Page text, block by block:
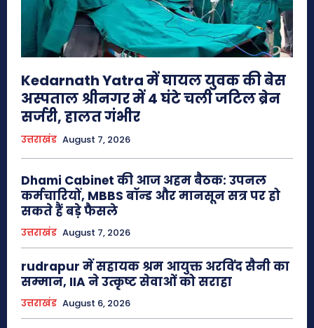
Kedarnath Yatra में घायल युवक की बेस
अस्पताल श्रीनगर में 4 घंटे चली जटिल ब्रेन
सर्जरी, हालत गंभीर
उत्तराखंड August 7, 2026
Dhami Cabinet की आज अहम बैठक: उपनल
कर्मचारियों, MBBS बॉन्ड और मानसून सत्र पर हो
सकते हैं बड़े फैसले
उत्तराखंड August 7, 2026
rudrapur में सहायक श्रम आयुक्त अरविंद सैनी का
सम्मान, IIA ने उत्कृष्ट सेवाओं को सराहा
उत्तराखंड August 6, 2026